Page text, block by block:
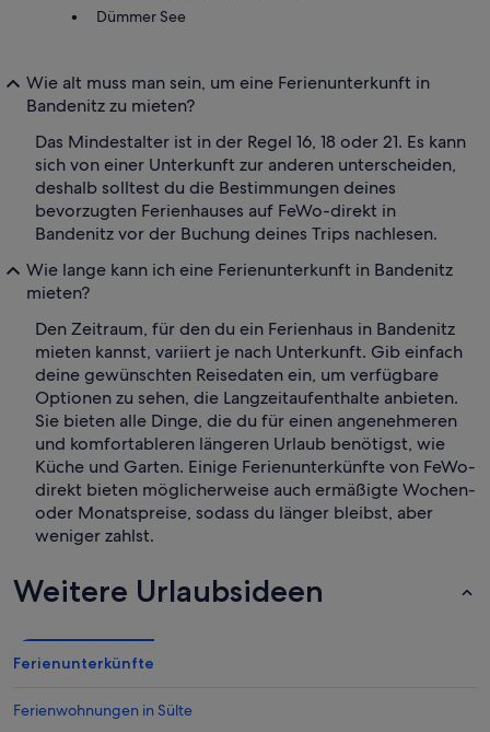
Dümmer See
Wie alt muss man sein, um eine Ferienunterkunft in
Bandenitz zu mieten?
Das Mindestalter ist in der Regel 16, 18 oder 21. Es kann
sich von einer Unterkunft zur anderen unterscheiden,
deshalb solltest du die Bestimmungen deines
bevorzugten Ferienhauses auf FeWo-direkt in
Bandenitz vor der Buchung deines Trips nachlesen.
Wie lange kann ich eine Ferienunterkunft in Bandenitz
mieten?
Den Zeitraum, für den du ein Ferienhaus in Bandenitz
mieten kannst, variiert je nach Unterkunft. Gib einfach
deine gewünschten Reisedaten ein, um verfügbare
Optionen zu sehen, die Langzeitaufenthalte anbieten.
Sie bieten alle Dinge, die du für einen angenehmeren
und komfortableren längeren Urlaub benötigst, wie
Küche und Garten. Einige Ferienunterkünfte von FeWo-
direkt bieten möglicherweise auch ermäßigte Wochen-
oder Monatspreise, sodass du länger bleibst, aber
weniger zahlst.
Weitere Urlaubsideen
Ferienunterkünfte
Ferienwohnungen in Sülte